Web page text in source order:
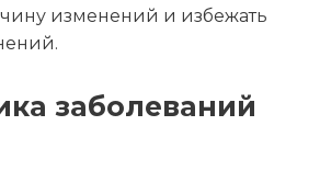
изменений и избежать
заболеваний